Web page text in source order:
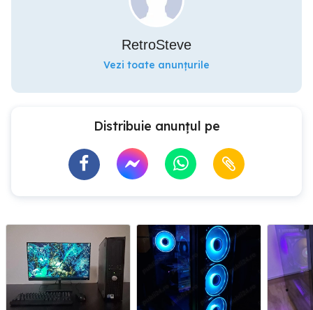
RetroSteve
Vezi toate anunțurile
Distribuie anunțul pe